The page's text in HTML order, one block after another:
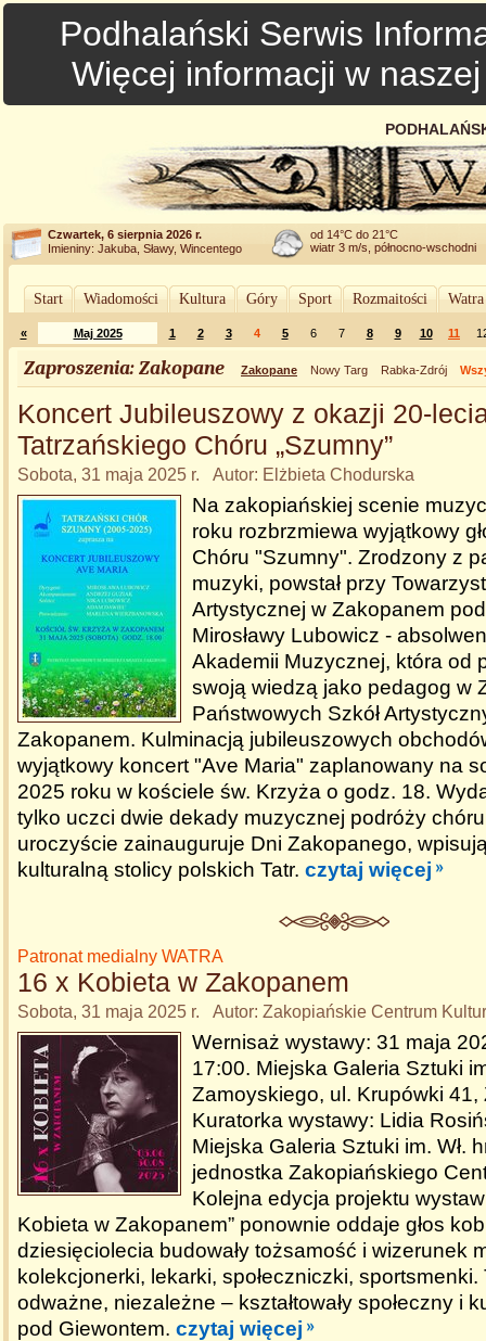
Podhalański Serwis
Więcej informacji w
Czwartek, 6 sierpnia 2026 r.
Imieniny: Jakuba, Sławy, Wincentego
od 14°C do 21°C
wiatr 3 m/s, północno-wschodni
Start Wiadomości Kultura Góry Sport Rozmaitości
« Maj 2025 1 2 3 4 5 6 7 8 9 10 11
Zaproszenia: Zakopane Zakopane Nowy Targ Rabka-Zdrój
Koncert Jubileuszowy z okazji 20-
Tatrzańskiego Chóru „Szumny”
Sobota, 31 maja 2025 r. Autor: Elżbieta Chodurska
Na zakopiańskiej scenie
roku rozbrzmiewa wyjątkowy
Chóru "Szumny". Zrodzony z
muzyki, powstał przy
Artystycznej w Zakopanem
Mirosławy Lubowicz -
Akademii Muzycznej, która od
swoją wiedzą jako pedagog w
Państwowych Szkół
Zakopanem. Kulminacją jubileuszowych
wyjątkowy koncert "Ave Maria" zaplanowany na
2025 roku w kościele św. Krzyża o godz. 18.
tylko uczci dwie dekady muzycznej podróży
uroczyście zainauguruje Dni Zakopanego,
kulturalną stolicy polskich Tatr. czytaj więcej
Patronat medialny WATRA
16 x Kobieta w Zakopanem
Sobota, 31 maja 2025 r. Autor: Zakopiańskie Centrum
Wernisaż wystawy: 31 maja
17:00. Miejska Galeria Sztuki
Zamoyskiego, ul. Krupówki 41,
Kuratorka wystawy: Lidia
Miejska Galeria Sztuki im. Wł.
jednostka Zakopiańskiego
Kolejna edycja projektu
Kobieta w Zakopanem” ponownie oddaje głos
dziesięciolecia budowały tożsamość i wizerunek
kolekcjonerki, lekarki, społeczniczki,
odważne, niezależne – kształtowały społeczny i
pod Giewontem. czytaj więcej